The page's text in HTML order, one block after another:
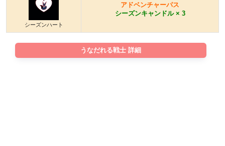
シーズンハート
アドベンチャーパス
シーズンキャンドル × 3
うなだれる戦士 詳細